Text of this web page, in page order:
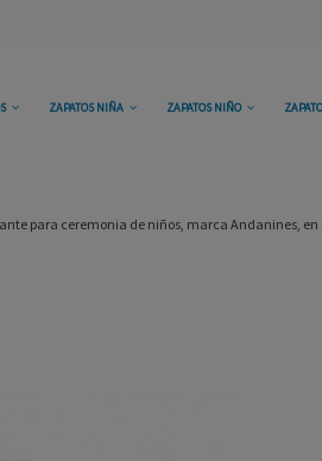
ZAPATOS NIÑA ZAPATOS NIÑO
para ceremonia de niños, marca Andanines,